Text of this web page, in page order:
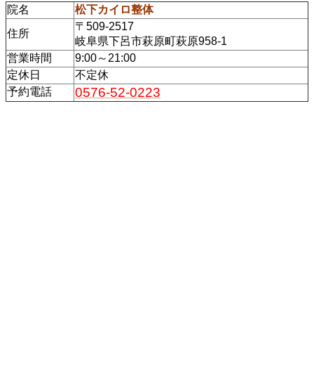
院名
松下カイロ整体
住所
〒509-2517
岐阜県下呂市萩原町萩原958-1
営業時間
9:00～21:00
定休日
不定休
予約電話
0576-52-0223